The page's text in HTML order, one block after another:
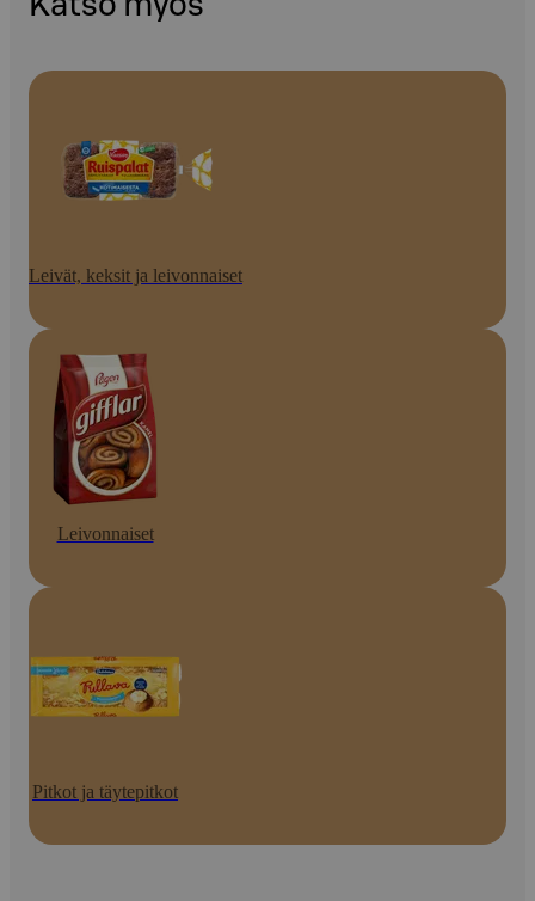
Leivät, keksit ja leivonnaiset
Leivonnaiset
Pitkot ja täytepitkot